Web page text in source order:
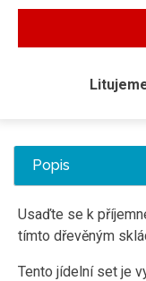
Popis
Usaďte se k
tímto dřevěným
Tento jídelní set je